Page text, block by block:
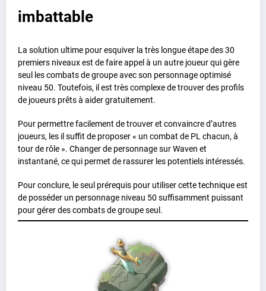
imbattable
La solution ultime pour esquiver la très longue étape des 30
premiers niveaux est de faire appel à un autre joueur qui gère
seul les combats de groupe avec son personnage optimisé
niveau 50. Toutefois, il est très complexe de trouver des profils
de joueurs prêts à aider gratuitement.
Pour permettre facilement de trouver et convaincre d’autres
joueurs, les il suffit de proposer « un combat de PL chacun, à
tour de rôle ». Changer de personnage sur Waven et
instantané, ce qui permet de rassurer les potentiels intéressés.
Pour conclure, le seul prérequis pour utiliser cette technique est
de posséder un personnage niveau 50 suffisamment puissant
pour gérer des combats de groupe seul.